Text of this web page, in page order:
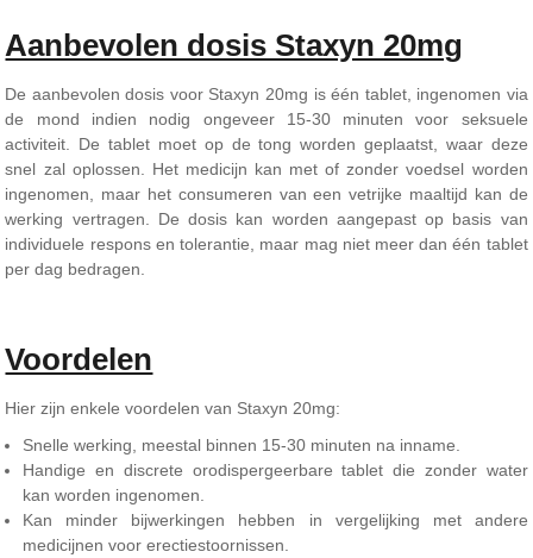
Aanbevolen dosis Staxyn 20mg
De aanbevolen dosis voor Staxyn 20mg is één tablet, ingenomen via
de mond indien nodig ongeveer 15-30 minuten voor seksuele
activiteit. De tablet moet op de tong worden geplaatst, waar deze
snel zal oplossen. Het medicijn kan met of zonder voedsel worden
ingenomen, maar het consumeren van een vetrijke maaltijd kan de
werking vertragen. De dosis kan worden aangepast op basis van
individuele respons en tolerantie, maar mag niet meer dan één tablet
per dag bedragen.
Voordelen
Hier zijn enkele voordelen van Staxyn 20mg:
Snelle werking, meestal binnen 15-30 minuten na inname.
Handige en discrete orodispergeerbare tablet die zonder water
kan worden ingenomen.
Kan minder bijwerkingen hebben in vergelijking met andere
medicijnen voor erectiestoornissen.